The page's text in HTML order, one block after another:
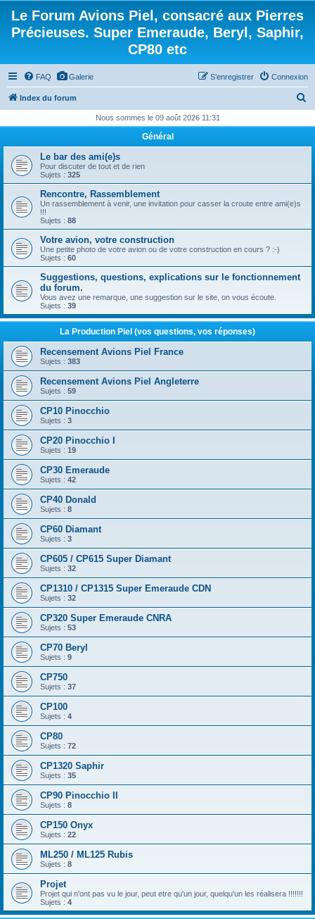
Le Forum Avions Piel, consacré aux Pierres
Précieuses. Super Emeraude, Beryl, Saphir,
CP80 etc
FAQ Galerie Connexion
S’enregistrer
Index du forum
h
r
e
Nous sommes le 09 août 2026 11:31
Général
Le bar des ami(e)s
Pour discuter de tout et de rien
Sujets : 325
Rencontre, Rassemblement
Un rassemblement à venir, une invitation pour casser la croute entre ami(e)s
!!!
Sujets : 88
Votre avion, votre construction
Une petite photo de votre avion ou de votre construction en cours ? :-)
Sujets : 60
Suggestions, questions, explications sur le fonctionnement
du forum.
Vous avez une remarque, une suggestion sur le site, on vous écoute.
Sujets : 39
La Production Piel (vos questions, vos réponses)
Recensement Avions Piel France
Sujets : 383
Recensement Avions Piel Angleterre
Sujets : 59
CP10 Pinocchio
Sujets : 3
CP20 Pinocchio I
Sujets : 19
CP30 Emeraude
Sujets : 42
CP40 Donald
Sujets : 8
CP60 Diamant
Sujets : 3
CP605 / CP615 Super Diamant
Sujets : 32
CP1310 / CP1315 Super Emeraude CDN
Sujets : 32
CP320 Super Emeraude CNRA
Sujets : 53
CP70 Beryl
Sujets : 9
CP750
Sujets : 37
CP100
Sujets : 4
CP80
Sujets : 72
CP1320 Saphir
Sujets : 35
CP90 Pinocchio II
Sujets : 8
CP150 Onyx
Sujets : 22
ML250 / ML125 Rubis
Sujets : 8
Projet
Projet qui n'ont pas vu le jour, peut etre qu'un jour, quelqu'un les réalisera !!!!!!!
Sujets : 4